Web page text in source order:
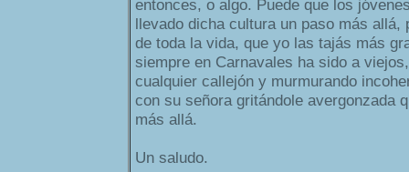
entonces, o algo. Puede que los
llevado dicha cultura un paso más
de toda la vida, que yo las tajás más
siempre en Carnavales ha sido a
cualquier callejón y murmurando
con su señora gritándole avergonzada
más allá.
Un saludo.